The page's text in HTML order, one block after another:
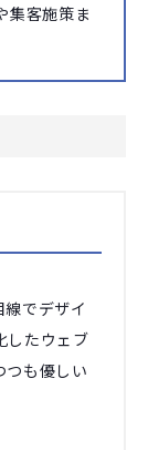
集客施策ま
でデザイ
したウェブ
つも優しい